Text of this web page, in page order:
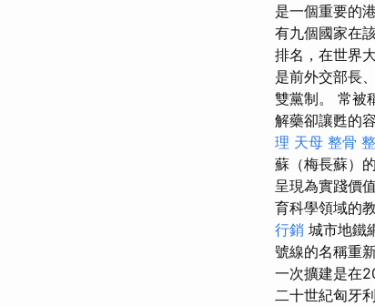
是一個重要的
有九個國家在
排名，在世界
是前外交部長
雙黨制。 常被
解藥卻讓甦的
理 天母 整骨
蘇（梅長蘇）
呈現為實踐價
育科學領域的
行銷 城市地鐵
號線的名稱重
一次擴建是在
二十世紀匈牙